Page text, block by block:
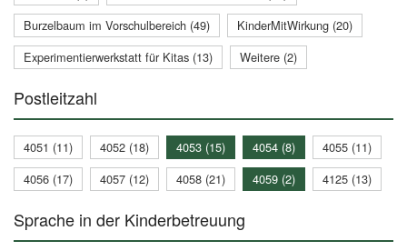
Burzelbaum im Vorschulbereich (49)
KinderMitWirkung (20)
Experimentierwerkstatt für Kitas (13)
Weitere (2)
Postleitzahl
4051 (11) 4052 (18) 4053 (15) 4054 (8)
4055 (11)
4056 (17)
4057 (12) 4058 (21) 4059 (2) 4125 (13)
Sprache in der Kinderbetreuung